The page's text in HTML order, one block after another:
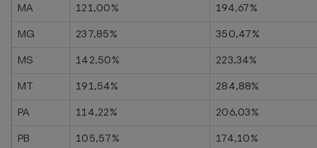
MA
121,00%
194,67%
MG
237,85%
350,47%
MS
142,50%
223,34%
MT
191,54%
284,88%
PA
114,22%
206,03%
PB
105,57%
174,10%